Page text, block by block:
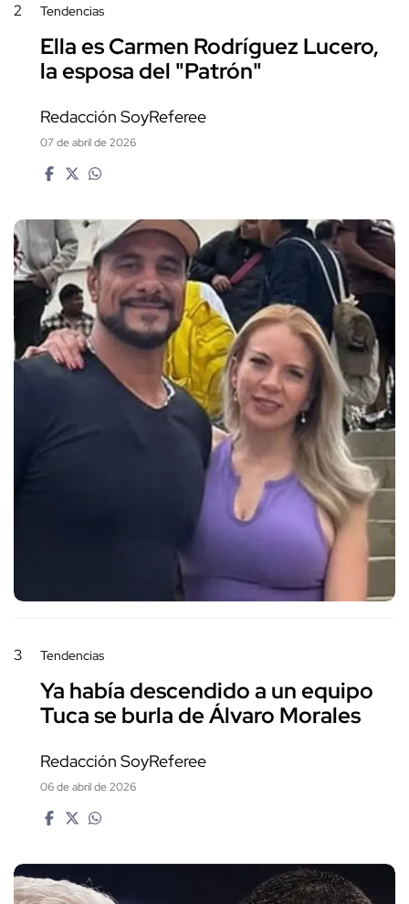
2 Tendencias
Ella es Carmen Rodríguez Lucero,
la esposa del "Patrón"
Redacción SoyReferee
07 de abril de 2026
3 Tendencias
Ya había descendido a un equipo
Tuca se burla de Álvaro Morales
Redacción SoyReferee
06 de abril de 2026